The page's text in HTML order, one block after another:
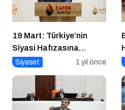
19 Mart: Türkiye’nin
Siyasi Hafızasına
Kazınan Sivil Darbe
Siyaset 1 yıl önce